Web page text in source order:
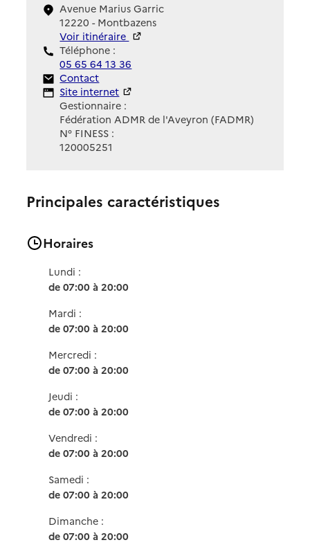
Avenue Marius Garric
12220 - Montbazens
Voir itinéraire
Téléphone :
05 65 64 13 36
Contact
Contact
Site Internet
Site internet
Gestionnaire :
Fédération ADMR de l'Aveyron (FADMR)
N° FINESS :
120005251
Principales caractéristiques
Horaires
Lundi :
de 07:00 à 20:00
Mardi :
de 07:00 à 20:00
Mercredi :
de 07:00 à 20:00
Jeudi :
de 07:00 à 20:00
Vendredi :
de 07:00 à 20:00
Samedi :
de 07:00 à 20:00
Dimanche :
de 07:00 à 20:00